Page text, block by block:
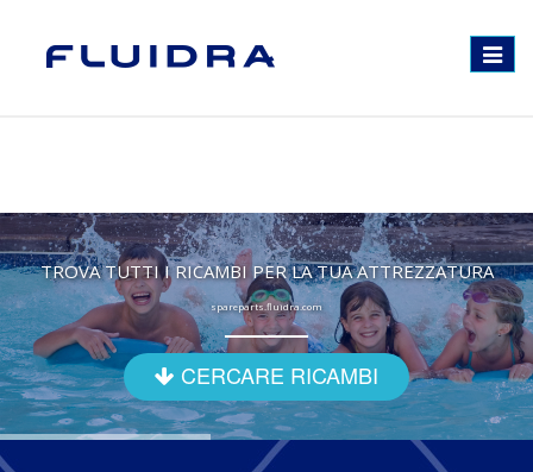
Toggle
TROVA TUTTI I RICAMBI PER LA TUA ATTREZZATURA
spareparts.fluidra.com
CERCARE RICAMBI